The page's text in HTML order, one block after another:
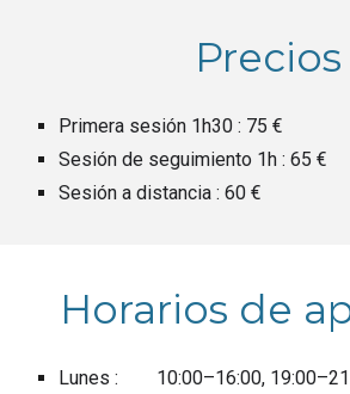
Precios
Primera sesión 1h30 : 75 €
Sesión de seguimiento 1h :65 €
Sesión a distancia :60 €
Horarios de
Lunes : 10:00–16:00,